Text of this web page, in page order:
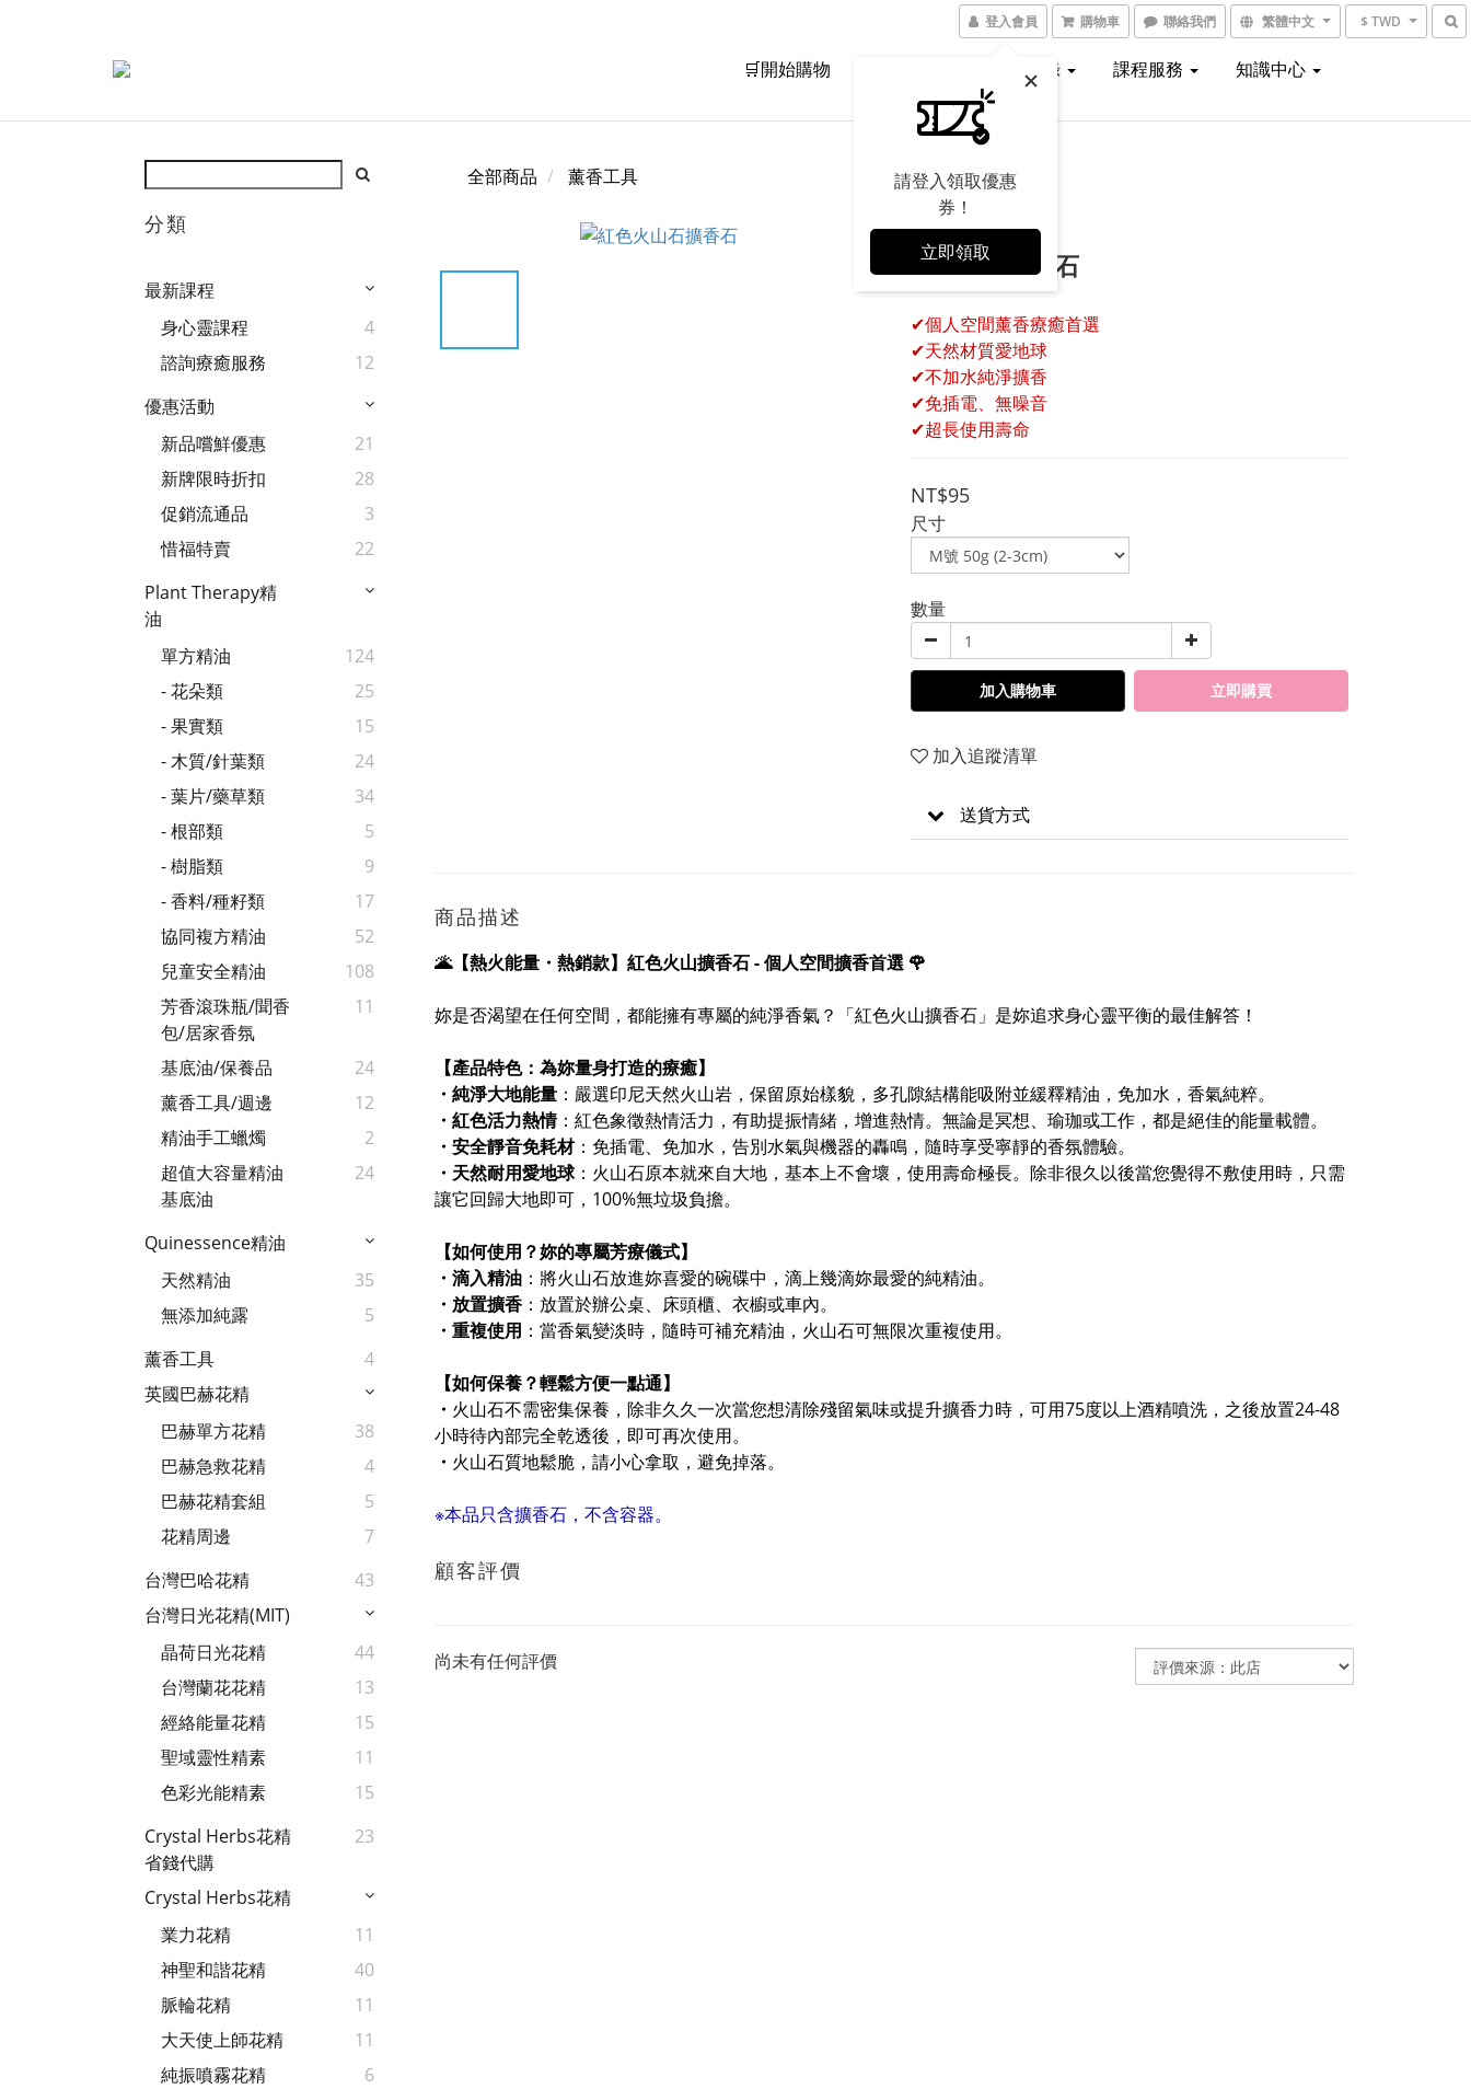
登入會員
請登入領取優惠
券！
立即領取
購物車 聯絡我們 繁體中文 $ TWD
🛒開始購物 線上型錄 課程服務 知識中心
分類
最新課程
身心靈課程
4
諮詢療癒服務
12
優惠活動
新品嚐鮮優惠
21
新牌限時折扣
28
促銷流通品
3
惜福特賣
22
Plant Therapy精
油
單方精油
124
- 花朵類
25
- 果實類
15
- 木質/針葉類
24
- 葉片/藥草類
34
- 根部類
5
- 樹脂類
9
- 香料/種籽類
17
協同複方精油
52
兒童安全精油
108
芳香滾珠瓶/聞香
包/居家香氛
11
基底油/保養品
24
薰香工具/週邊
12
精油手工蠟燭
2
超值大容量精油
基底油
24
Quinessence精油
天然精油
35
無添加純露
5
薰香工具
4
英國巴赫花精
巴赫單方花精
38
巴赫急救花精
4
巴赫花精套組
5
花精周邊
7
台灣巴哈花精
43
台灣日光花精(MIT)
晶荷日光花精
44
台灣蘭花花精
13
經絡能量花精
15
聖域靈性精素
11
色彩光能精素
15
Crystal Herbs花精
省錢代購
23
Crystal Herbs花精
業力花精
11
神聖和諧花精
40
脈輪花精
11
大天使上師花精
11
純振噴霧花精
6
全部商品 薰香工具
紅色火山擴香石
✔個人空間薰香療癒首選
✔天然材質愛地球
✔不加水純淨擴香
✔免插電、無噪音
✔超長使用壽命
NT$95
尺寸
數量
加入購物車 立即購買
加入追蹤清單
送貨方式
商品描述
🌋【熱火能量・熱銷款】紅色火山擴香石 - 個人空間擴香首選 🌹
妳是否渴望在任何空間，都能擁有專屬的純淨香氣？ 「紅色火山擴香石」是妳追求身心靈平衡的最佳解答！
【產品特色：為妳量身打造的療癒】
・純淨大地能量 ：嚴選印尼天然火山岩，保留原始樣貌，多孔隙結構能吸附並緩釋精油，免加水，香氣純粹。
・ 紅色活力熱情：紅色象徵熱情活力，有助提振情緒，增進熱情。無論是冥想、瑜珈或工作，都是絕佳的能量載體。
・ 安全靜音免耗材：免插電、免加水，告別水氣與機器的轟鳴，隨時享受寧靜的香氛體驗。
・天然耐用愛地球：火山石原本就來自大地，基本上不會壞，使用壽命極長。除非很久以後當您覺得不敷使用時，只需
讓它回歸大地即可，100%無垃圾負擔。
【如何使用？妳的專屬芳療儀式】
・ 滴入精油 ：將火山石放進妳喜愛的碗碟中，滴上幾滴妳最愛的純精油。
・ 放置擴香 ：放置於辦公桌、床頭櫃、衣櫥或車內。
・ 重複使用 ：當香氣變淡時，隨時可補充精油，火山石可無限次重複使用。
【如何保養？輕鬆方便一點通】
・ 火山石不需密集保養，除非久久一次當您想清除殘留氣味或提升擴香力時，可用75度以上酒精噴洗，之後放置24-48
小時待內部完全乾透後，即可再次使用。
・ 火山石質地鬆脆，請小心拿取，避免掉落。
※本品只含擴香石，不含容器。
顧客評價
尚未有任何評價